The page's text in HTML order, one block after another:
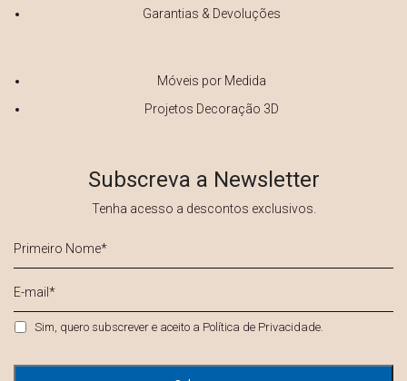
Garantias & Devoluções
Móveis por Medida
Projetos Decoração 3D
Subscreva a Newsletter
Tenha acesso a descontos exclusivos.
Primeiro
Nome
*
E-
mail
Privacidade *
Sim, quero subscrever e aceito a Política de Privacidade.